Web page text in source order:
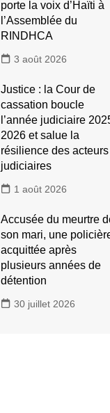
porte la voix d’Haïti à
l’Assemblée du
RINDHCA
3 août 2026
Justice : la Cour de
cassation boucle
l’année judiciaire
2026 et salue la
résilience des acteurs
judiciaires
1 août 2026
Accusée du meurtre
son mari, une
acquittée après
plusieurs années de
détention
30 juillet 2026